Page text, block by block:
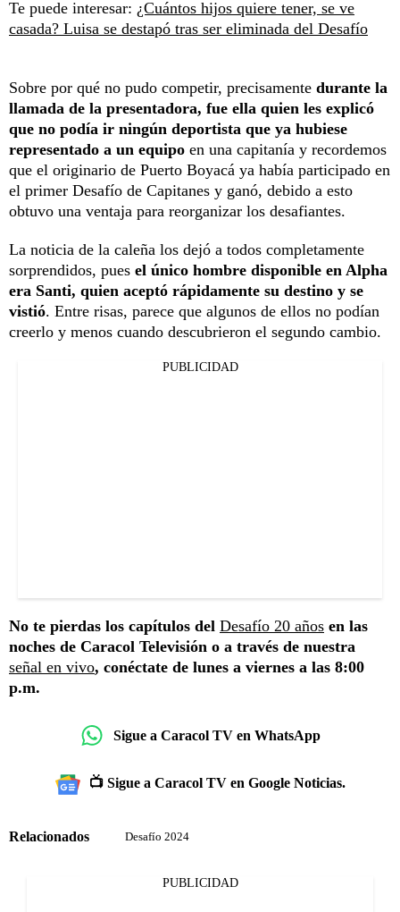
Te puede interesar: ¿Cuántos hijos quiere tener, se ve
casada? Luisa se destapó tras ser eliminada del Desafío
Sobre por qué no pudo competir, precisamente durante la
llamada de la presentadora, fue ella quien les explicó
que no podía ir ningún deportista que ya hubiese
representado a un equipo en una capitanía y recordemos
que el originario de Puerto Boyacá ya había participado en
el primer Desafío de Capitanes y ganó, debido a esto
obtuvo una ventaja para reorganizar los desafiantes.
La noticia de la caleña los dejó a todos completamente
sorprendidos, pues el único hombre disponible en Alpha
era Santi, quien aceptó rápidamente su destino y se
vistió. Entre risas, parece que algunos de ellos no podían
creerlo y menos cuando descubrieron el segundo cambio.
PUBLICIDAD
No te pierdas los capítulos del Desafío 20 años en las
noches de Caracol Televisión o a través de nuestra
señal en vivo, conéctate de lunes a viernes a las 8:00
p.m.
Sigue a Caracol TV en WhatsApp
📺 Sigue a Caracol TV en Google Noticias.
Relacionados Desafío 2024
PUBLICIDAD